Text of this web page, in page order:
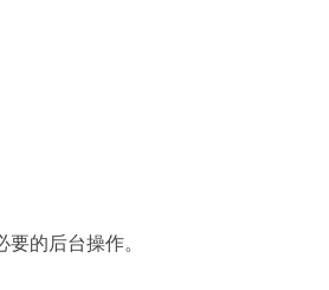
的后台操作。